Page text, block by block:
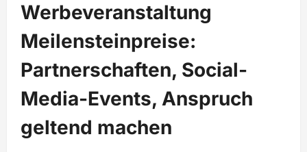
Werbeveranstaltung
Meilensteinpreise:
Partnerschaften, Social-
Media-Events, Anspruch
geltend machen